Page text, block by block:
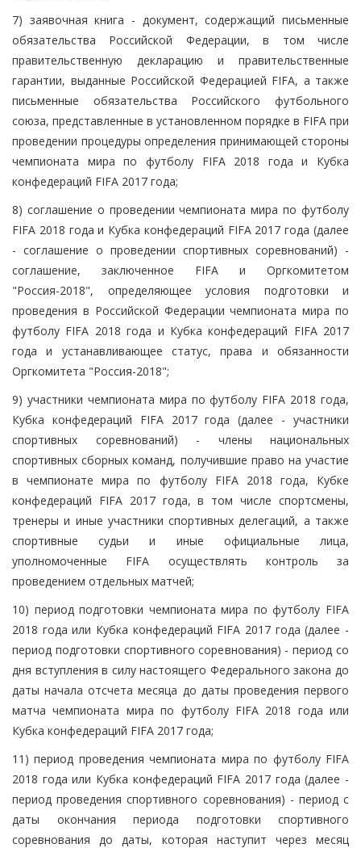
7) заявочная книга - документ, содержащий письменные
обязательства Российской Федерации, в том числе
правительственную декларацию и правительственные
гарантии, выданные Российской Федерацией FIFA, а также
письменные обязательства Российского футбольного
союза, представленные в установленном порядке в FIFA при
проведении процедуры определения принимающей стороны
чемпионата мира по футболу FIFA 2018 года и Кубка
конфедераций FIFA 2017 года;
8) соглашение о проведении чемпионата мира по футболу
FIFA 2018 года и Кубка конфедераций FIFA 2017 года (далее
- соглашение о проведении спортивных соревнований) -
соглашение, заключенное FIFA и Оргкомитетом
"Россия-2018", определяющее условия подготовки и
проведения в Российской Федерации чемпионата мира по
футболу FIFA 2018 года и Кубка конфедераций FIFA 2017
года и устанавливающее статус, права и обязанности
Оргкомитета "Россия-2018";
9) участники чемпионата мира по футболу FIFA 2018 года,
Кубка конфедераций FIFA 2017 года (далее - участники
спортивных соревнований) - члены национальных
спортивных сборных команд, получившие право на участие
в чемпионате мира по футболу FIFA 2018 года, Кубке
конфедераций FIFA 2017 года, в том числе спортсмены,
тренеры и иные участники спортивных делегаций, а также
спортивные судьи и иные официальные лица,
уполномоченные FIFA осуществлять контроль за
проведением отдельных матчей;
10) период подготовки чемпионата мира по футболу FIFA
2018 года или Кубка конфедераций FIFA 2017 года (далее -
период подготовки спортивного соревнования) - период со
дня вступления в силу настоящего Федерального закона до
даты начала отсчета месяца до даты проведения первого
матча чемпионата мира по футболу FIFA 2018 года или
Кубка конфедераций FIFA 2017 года;
11) период проведения чемпионата мира по футболу FIFA
2018 года или Кубка конфедераций FIFA 2017 года (далее -
период проведения спортивного соревнования) - период с
даты окончания периода подготовки спортивного
соревнования до даты, которая наступит через месяц